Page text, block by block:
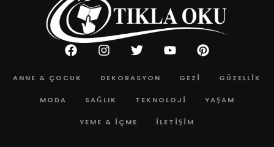
ANNE & ÇOCUK DEKORASYON GEZI GÜZELLIK
MODA SAĞLIK TEKNOLOJI YAŞAM
YEME & İÇME İLETIŞIM